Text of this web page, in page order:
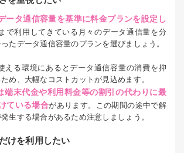
ータ通信容量を基準に料金プランを設定し
で利用してきている月々のデータ通信量を分
たデータ通信容量のプランを選びましょう。
える環境にあるとデータ通信容量の消費を抑
め、大幅なコストカットが見込めます。
端末代金や利用料金等の割引の代わりに最
ている場合があります。この期間の途中で解
生する場合があるため注意しましょう。
けを利用したい